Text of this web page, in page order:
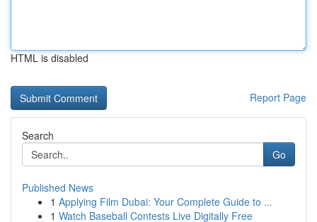
HTML is disabled
Report Page
Search
Go
Published News
1 Applying Film Dubai: Your Complete Guide to ...
1 Watch Baseball Contests Live Digitally Free